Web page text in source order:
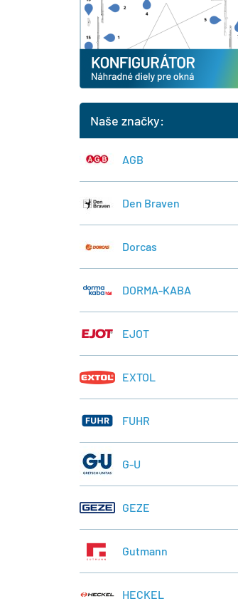
Naše značky:
AGB
Den Braven
Dorcas
DORMA-KABA
EJOT
EXTOL
FUHR
G-U
GEZE
Gutmann
HECKEL